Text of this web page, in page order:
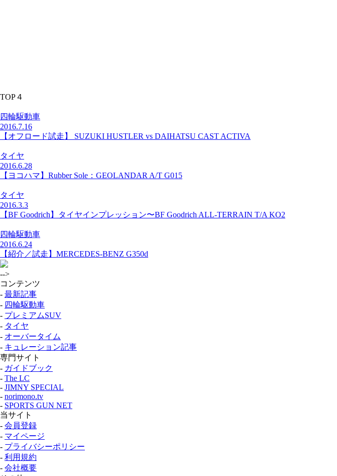
TOP４
四輪駆動車
2016.7.16
【オフロード試走】 SUZUKI HUSTLER vs DAIHATSU CAST ACTIVA
タイヤ
2016.6.28
【ヨコハマ】Rubber Sole：GEOLANDAR A/T G015
タイヤ
2016.3.3
【BF Goodrich】タイヤインプレッション〜BF Goodrich ALL-TERRAIN T/A KO2
四輪駆動車
2016.6.24
【紹介／試走】MERCEDES-BENZ G350d
-->
コンテンツ
- 最新記事
- 四輪駆動車
- プレミアムSUV
- タイヤ
- オーバータイム
- キュレーション記事
専門サイト
- ガイドブック
- The LC
- JIMNY SPECIAL
- norimono.tv
- SPORTS GUN NET
当サイト
- 会員登録
- マイページ
- プライバシーポリシー
- 利用規約
- 会社概要